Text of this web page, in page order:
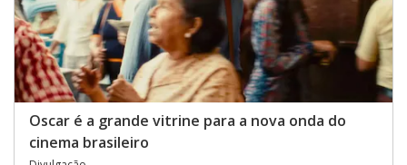
Oscar é a grande vitrine para a nova onda do
cinema brasileiro